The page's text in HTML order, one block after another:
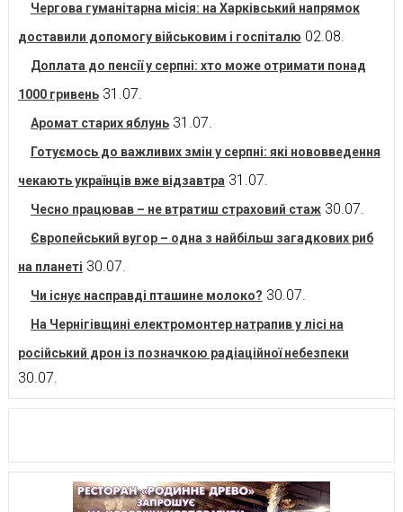
Чергова гуманітарна місія: на Харківський напрямок
доставили допомогу військовим і госпіталю 02.08.
Доплата до пенсії у серпні: хто може отримати понад
1000 гривень 31.07.
Аромат старих яблунь 31.07.
Готуємось до важливих змін у серпні: які нововведення
чекають українців вже відзавтра 31.07.
Чесно працював – не втратиш страховий стаж 30.07.
Європейський вугор – одна з найбільш загадкових риб
на планеті 30.07.
Чи існує насправді пташине молоко? 30.07.
На Чернігівщині електромонтер натрапив у лісі на
російський дрон із позначкою радіаційної небезпеки
30.07.